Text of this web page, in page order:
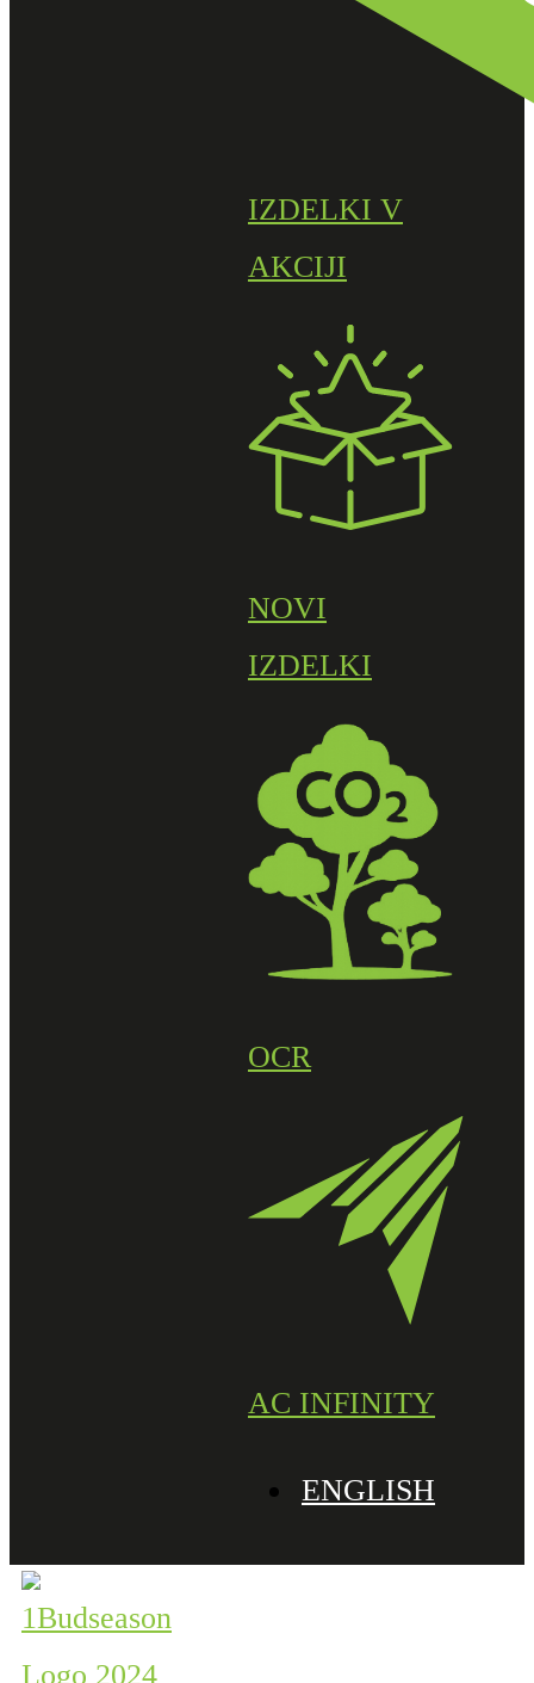
IZDELKI V
AKCIJI
NOVI
IZDELKI
OCR
AC INFINITY
ENGLISH